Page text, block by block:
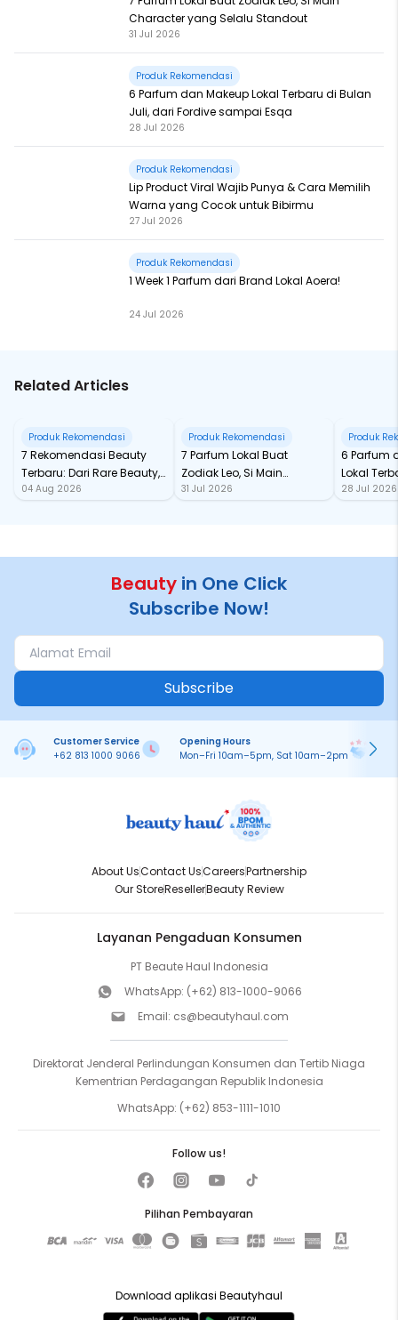
Character yang Selalu Standout
31 Jul 2026
Produk Rekomendasi
6 Parfum dan Makeup Lokal Terbaru di Bulan
Juli, dari Fordive sampai Esqa
28 Jul 2026
Produk Rekomendasi
Lip Product Viral Wajib Punya & Cara Memilih
Warna yang Cocok untuk Bibirmu
27 Jul 2026
Produk Rekomendasi
1 Week 1 Parfum dari Brand Lokal Aoera!
24 Jul 2026
Related Articles
Produk Rekomendasi
7 Rekomendasi Beauty
Terbaru: Dari Rare Beauty,
Sampai Rhode Skin, Super
04 Aug 2026
Produk Rekomendasi
7 Parfum Lokal Buat
Zodiak Leo, Si Main
Character yang Selalu
31 Jul 2026
Produk
6 Parfum
Lokal
dari
28 Jul 2026
Beauty in One Click
Subscribe Now!
Subscribe
Customer Service
+62 813 1000 9066
Opening Hours
Mon–Fri 10am–5pm, Sat 10am–2pm
About UsContact UsCareersPartnership
Our StoreResellerBeauty Review
Layanan Pengaduan Konsumen
PT Beaute Haul Indonesia
WhatsApp: (+62) 813-1000-9066
Email: cs@beautyhaul.com
Direktorat Jenderal Perlindungan Konsumen dan Tertib Niaga
Kementrian Perdagangan Republik Indonesia
WhatsApp: (+62) 853-1111-1010
Pilihan Pembayaran
Follow us!
Download aplikasi Beautyhaul